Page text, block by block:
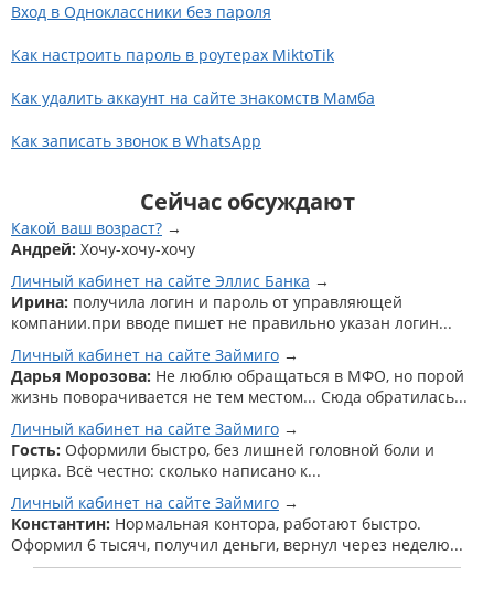
Вход в Одноклассники без пароля
Как настроить пароль в роутерах MiktoTik
Как удалить аккаунт на сайте знакомств Мамба
Как записать звонок в WhatsApp
Сейчас обсуждают
Какой ваш возраст?
Андрей: Хочу-хочу-хочу
Личный кабинет на сайте Эллис Банка
Ирина: получила логин и пароль от управляющей
компании.при вводе пишет не правильно указан логин...
Личный кабинет на сайте Займиго
Дарья Морозова: Не люблю обращаться в МФО, но порой
жизнь поворачивается не тем местом... Сюда обратилась...
Личный кабинет на сайте Займиго
Гость: Оформили быстро, без лишней головной боли и
цирка. Всё честно: сколько написано к...
Личный кабинет на сайте Займиго
Константин: Нормальная контора, работают быстро.
Оформил 6 тысяч, получил деньги, вернул через неделю...